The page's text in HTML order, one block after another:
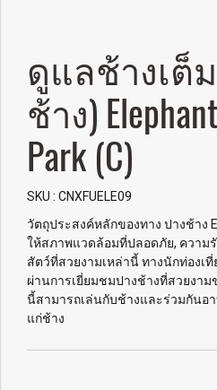
ดูแลช้างเต็
ช้าง)
Park (C)
SKU : CNXFUELE09
วัตถุประสงค์หลักของทาง ปางช้าง
ให้สภาพแวดล้อมที่ปลอดภัย, ความ
สัตว์ที่สวยงามเหล่านี้ ทางนักท่องเ
ผ่านการเยี่ยมชมปางช้างที่สวยงาม
นี้สามารถเล่นกับช้างและร่วมกันอ
แก่ช้าง